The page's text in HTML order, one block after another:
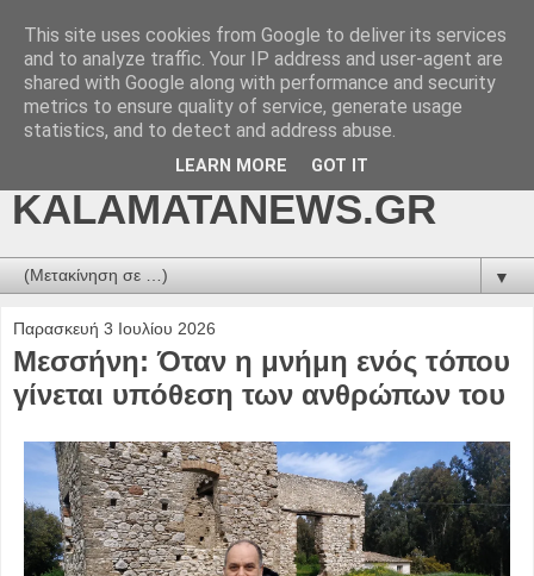
kalamatanews.gr -
ΜΕΣΣΗΝΙΑΚΑ ΝΕΑ
ONLINE-
KALAMATANEWS.GR
▼
Παρασκευή 3 Ιουλίου 2026
Μεσσήνη: Όταν η μνήμη ενός τόπου
γίνεται υπόθεση των ανθρώπων του
This site uses cookies from Google to deliver its services
and to analyze traffic. Your IP address and user-agent are
shared with Google along with performance and security
metrics to ensure quality of service, generate usage
statistics, and to detect and address abuse.
LEARN MORE GOT IT